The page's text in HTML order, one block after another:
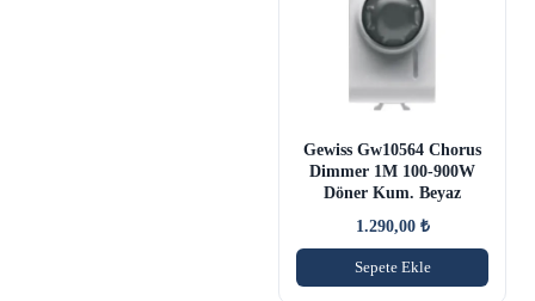
Gewiss Gw10564 Chorus
Dimmer 1M 100-900W
Döner Kum. Beyaz
1.290,00 ₺
Sepete Ekle